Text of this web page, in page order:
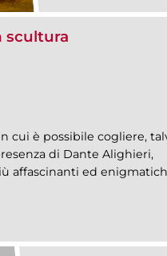
scultura
cui è possibile cogliere,
di Dante Alighieri,
affascinanti ed